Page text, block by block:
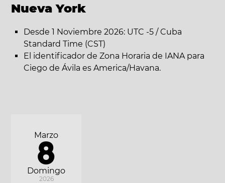
Nueva York
Desde 1 Noviembre 2026: UTC -5 / Cuba
Standard Time (CST)
El identificador de Zona Horaria de IANA para
Ciego de Ávila es America/Havana.
Domingo
Marzo
8
2026